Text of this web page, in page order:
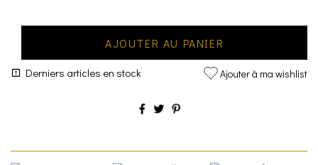
AJOUTER AU PANIER
Derniers articles en stock Ajouter à ma wishlist